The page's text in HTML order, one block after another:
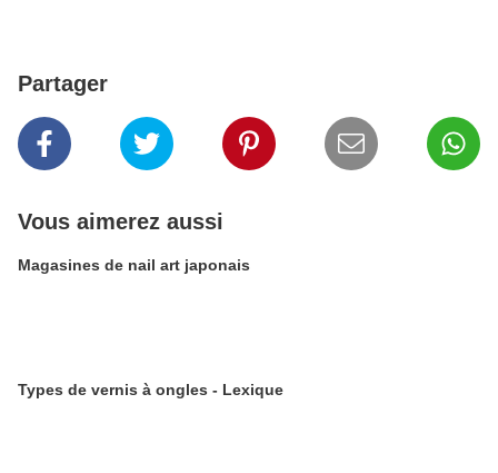
Partager
Vous aimerez aussi
Magasines de nail art japonais
Types de vernis à ongles - Lexique